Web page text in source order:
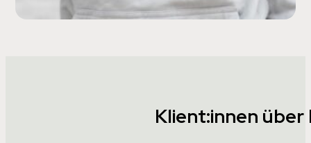
Klient:innen über